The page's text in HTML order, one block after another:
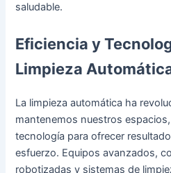
saludable.
Eficiencia y
Limpieza
La limpieza automática ha
mantenemos nuestros
tecnología para ofrecer
esfuerzo. Equipos avanzados,
robotizadas y sistemas de